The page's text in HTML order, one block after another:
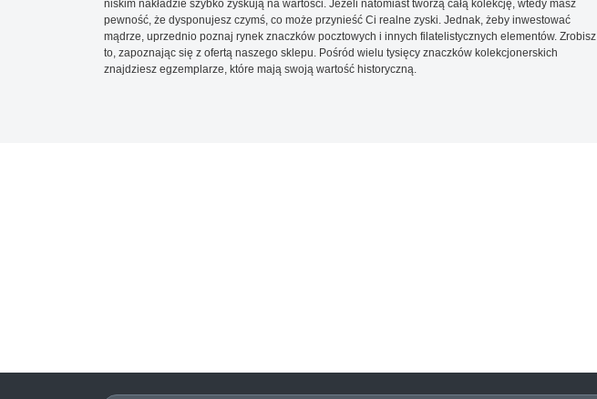
niskim nakładzie szybko zyskują na wartości. Jeżeli natomiast tworzą całą kolekcję, wtedy masz
pewność, że dysponujesz czymś, co może przynieść Ci realne zyski. Jednak, żeby inwestować
mądrze, uprzednio poznaj rynek znaczków pocztowych i innych filatelistycznych elementów. Zrobisz
to, zapoznając się z ofertą naszego sklepu. Pośród wielu tysięcy znaczków kolekcjonerskich
znajdziesz egzemplarze, które mają swoją wartość historyczną.